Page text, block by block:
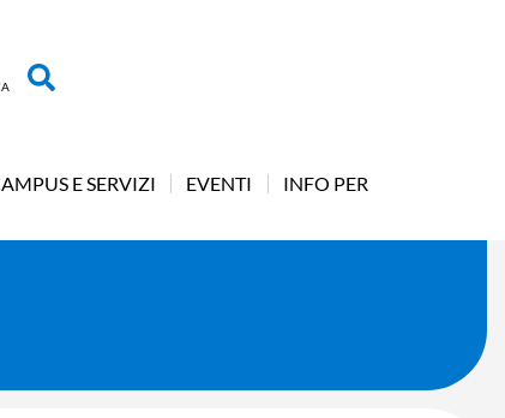
E SERVIZI EVENTI INFO PER